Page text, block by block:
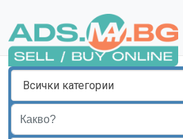
Всички категории